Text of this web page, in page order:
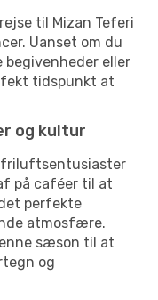
til Mizan Teferi
Uanset om du
eller
tidspunkt at
og kultur
friluftsentusiaster
på caféer til at
perfekte
atmosfære.
sæson til at
og